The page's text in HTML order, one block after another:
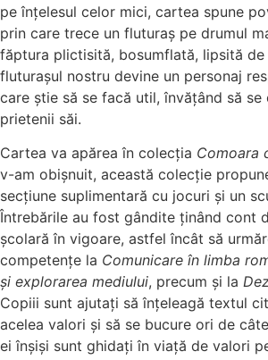
pe înțelesul celor mici, cartea spune
prin care trece un fluturaș pe drumul
făptura plictisită, bosumflată, lipsită de
fluturașul nostru devine un personaj
care știe să se facă util, învățând să
prietenii săi.
Cartea va apărea în colecția Comoara
v-am obișnuit, această colecție
secțiune suplimentară cu jocuri și un
Întrebările au fost gândite ținând cont
școlară în vigoare, astfel încât să
competențe la Comunicare în limba
și explorarea mediului, precum și la
Copiii sunt ajutați să înțeleagă textul
acelea valori și să se bucure ori de
ei înșiși sunt ghidați în viață de valori